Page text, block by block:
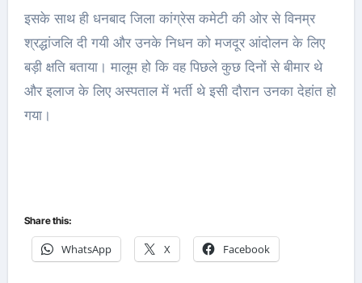
इसके साथ ही धनबाद जिला कांग्रेस कमेटी की ओर से विनम्र
श्रद्धांजलि दी गयी और उनके निधन को मजदूर आंदोलन के लिए
बड़ी क्षति बताया। मालूम हो कि वह पिछले कुछ दिनों से बीमार थे
और इलाज के लिए अस्पताल में भर्ती थे इसी दौरान उनका देहांत हो
गया।
Share this:
WhatsApp X Facebook